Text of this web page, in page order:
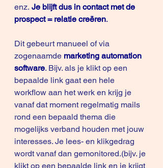
enz. Je blijft dus in contact met de
prospect = relatie creëren.
Dit gebeurt manueel of via
zogenaamde marketing automation
software. Bijv. als je klikt op een
bepaalde link gaat een hele
workflow aan het werk en krijg je
vanaf dat moment regelmatig mails
rond een bepaald thema die
mogelijks verband houden met jouw
interesses. Je lees- en klikgedrag
wordt vanaf dan gemonitored.(bijv. je
klikt op een bepaalde link en je krijgt